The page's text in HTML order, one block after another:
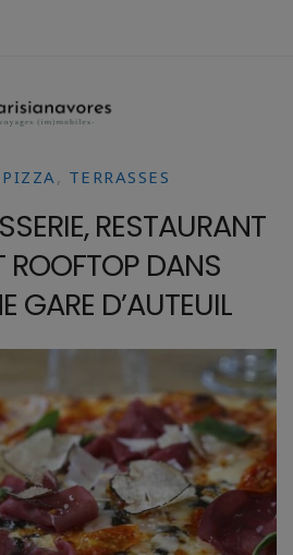
FAMILLE
VOYAGES
WEEK-ENDS
CULTURE
0 ITEMS -0,00€
PIZZA, TERRASSES
RESTAURANT
ROOFTOP DANS
GARE D’AUTEUIL